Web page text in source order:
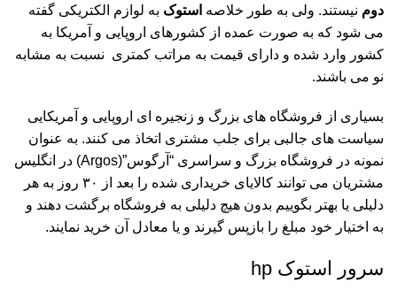
دوم نیستند. ولی به طور خلاصه استوک به لوازم الکتریکی گفته
می شود که به صورت عمده از کشورهای اروپایی و آمریکا به
کشور وارد شده و دارای قیمت به مراتب کمتری نسبت به مشابه
نو می باشند.
بسیاری از فروشگاه های بزرگ و زنجیره ای اروپایی و آمریکایی
سیاست های جالبی برای جلب مشتری اتخاذ می کنند. به عنوان
نمونه در فروشگاه بزرگ و سراسری “آرگوس”(Argos) در انگلیس
مشتریان می توانند کالایای خریداری شده را بعد از ۳۰ روز به هر
دلیلی یا بهتر بگوییم بدون هیچ دلیلی به فروشگاه برگشت دهند و
به اختیار خود مبلغ را بازپس گیرند و یا معادل آن خرید نمایند.
سرور استوک hp